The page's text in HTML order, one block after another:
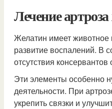
Лечение
Желатин имеет животное
развитие воспалений. В
отсутствия
Эти элементы особенно
деятельности. При
укрепить связки и